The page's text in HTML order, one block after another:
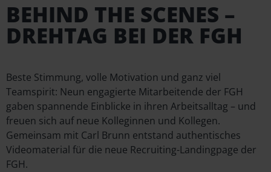
BEHIND THE SCENES –
DREHTAG BEI DER FGH
Beste Stimmung, volle Motivation und ganz viel
Teamspirit: Neun engagierte Mitarbeitende der FGH
gaben spannende Einblicke in ihren Arbeitsalltag – und
freuen sich auf neue Kolleginnen und Kollegen.
Gemeinsam mit Carl Brunn entstand authentisches
Videomaterial für die neue Recruiting-Landingpage der
FGH.